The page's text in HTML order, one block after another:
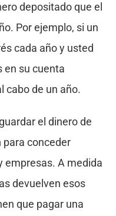
depositado que el
Por ejemplo, si un
cada año y usted
en su cuenta
cabo de un año.
el dinero de
para conceder
empresas. A medida
devuelven esos
que pagar una